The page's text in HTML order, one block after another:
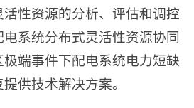
性资源的分析、评估和调控
系统分布式灵活性资源协同
端事件下配电系统电力短缺
供技术解决方案。